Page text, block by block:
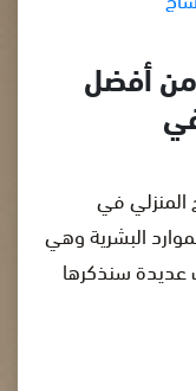
من أفضل
المنزلي في
البشرية وهي
عديدة سنذكرها